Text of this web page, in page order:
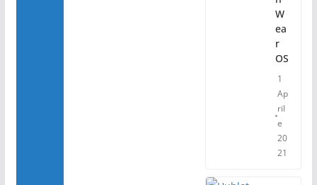
W
ea
r
OS
1
Ap
ril
e
20
21